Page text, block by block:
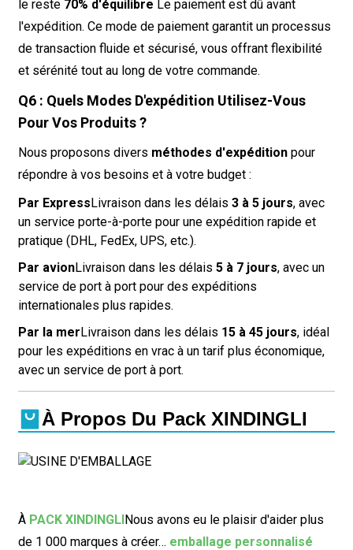
le reste 70% d'équilibre Le paiement est dû avant
l'expédition. Ce mode de paiement garantit un processus
de transaction fluide et sécurisé, vous offrant flexibilité
et sérénité tout au long de votre commande.
Q6 : Quels Modes D'expédition Utilisez-Vous
Pour Vos Produits ?
Nous proposons divers méthodes d'expéditionpour
répondre à vos besoins et à votre budget :
Par ExpressLivraison dans les délais 3 à 5 jours, avec
un service porte-à-porte pour une expédition rapide et
pratique (DHL, FedEx, UPS, etc.).
Par avionLivraison dans les délais 5 à 7 jours, avec un
service de port à port pour des expéditions
internationales plus rapides.
Par la merLivraison dans les délais 15 à 45 jours, idéal
pour les expéditions en vrac à un tarif plus économique,
avec un service de port à port.
À Propos Du Pack XINDINGLI
À PACK XINDINGLINous avons eu le plaisir d'aider plus
de 1 000 marques à créer… emballage personnalisé